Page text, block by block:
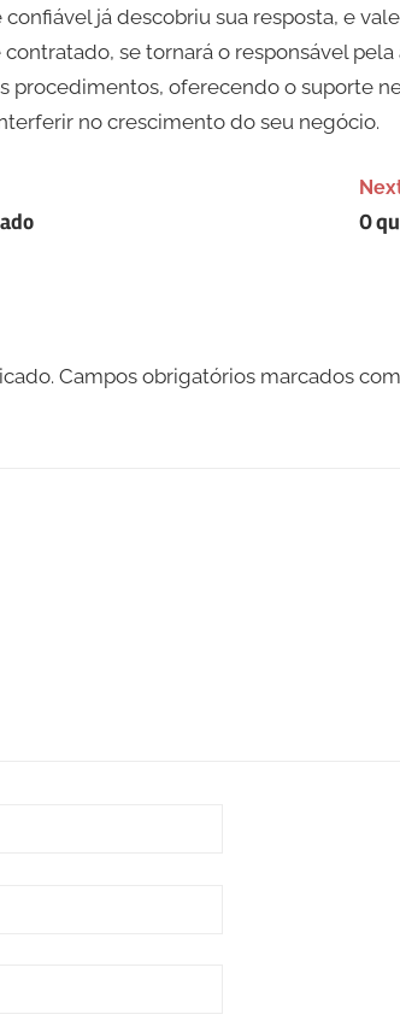
já descobriu sua resposta, e
se tornará o responsável pela
oferecendo o suporte
no crescimento do seu negócio.
O
Campos obrigatórios marcados com